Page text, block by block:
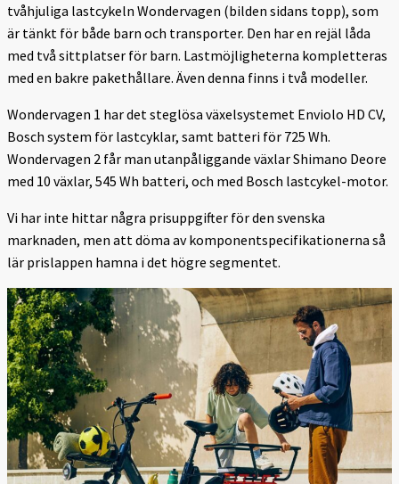
tvåhjuliga lastcykeln Wondervagen (bilden sidans topp), som
är tänkt för både barn och transporter. Den har en rejäl låda
med två sittplatser för barn. Lastmöjligheterna kompletteras
med en bakre pakethållare. Även denna finns i två modeller.
Wondervagen 1 har det steglösa växelsystemet Enviolo HD CV,
Bosch system för lastcyklar, samt batteri för 725 Wh.
Wondervagen 2 får man utanpåliggande växlar Shimano Deore
med 10 växlar, 545 Wh batteri, och med Bosch lastcykel-motor.
Vi har inte hittar några prisuppgifter för den svenska
marknaden, men att döma av komponentspecifikationerna så
lär prislappen hamna i det högre segmentet.